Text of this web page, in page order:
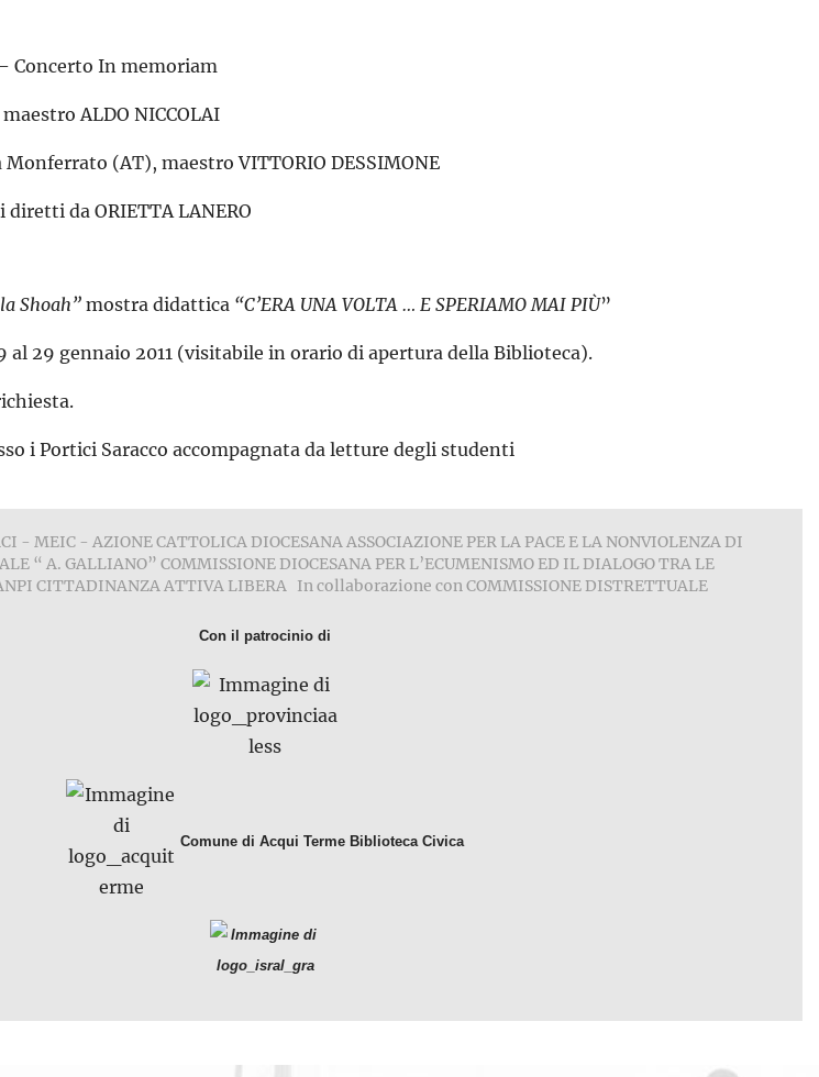
Concerto In memoriam
ALDO NICCOLAI
(AT), maestro VITTORIO DESSIMONE
da ORIETTA LANERO
Shoah” mostra didattica “C’ERA UNA VOLTA … E SPERIAMO MAI PIÙ”
al 29 gennaio 2011 (visitabile in orario di apertura della Biblioteca).
i Portici Saracco accompagnata da letture degli studenti
MEIC - AZIONE CATTOLICA DIOCESANA ASSOCIAZIONE PER LA PACE E LA NONVIOLENZA DI
“ A. GALLIANO” COMMISSIONE DIOCESANA PER L’ECUMENISMO ED IL DIALOGO TRA LE
CITTADINANZA ATTIVA LIBERA In collaborazione con COMMISSIONE DISTRETTUALE
Con il patrocinio di
Comune di Acqui Terme Biblioteca Civica